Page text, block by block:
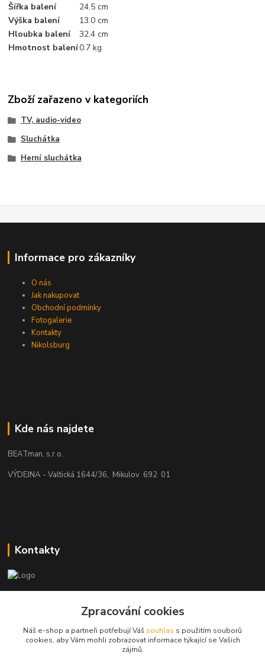
Šířka balení
24.5 cm
Výška balení
13.0 cm
Hloubka balení
32.4 cm
Hmotnost balení0.7 kg
Zboží zařazeno v kategoriích
TV, audio-video
Sluchátka
Herní sluchátka
Informace pro zákazníky
O nás
Jak nakupovat
Obchodní podmínky
Fotogalerie
Kontakty
Nikolsburg
Kde nás najdete
BEATman, s.r.o.
VÝDEJNA - Valtická 1644/36, Mikulov 692 01
Kontakty
elektro@beatman.cz
Zpracování cookies
Náš e-shop a partneři potřebují Váš souhlas s použitím souborů
cookies, aby Vám mohli zobrazovat informace týkající se Vašich
zájmů.